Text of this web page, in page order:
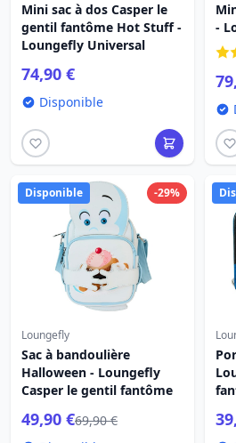
Mini sac à dos Casper le
gentil fantôme Hot Stuff -
Loungefly Universal
74,90 €
Disponible
-
-29%
Disponible
Loungefly
Sac à bandoulière
Halloween - Loungefly
Casper le gentil fantôme
49,90 €69,90 €